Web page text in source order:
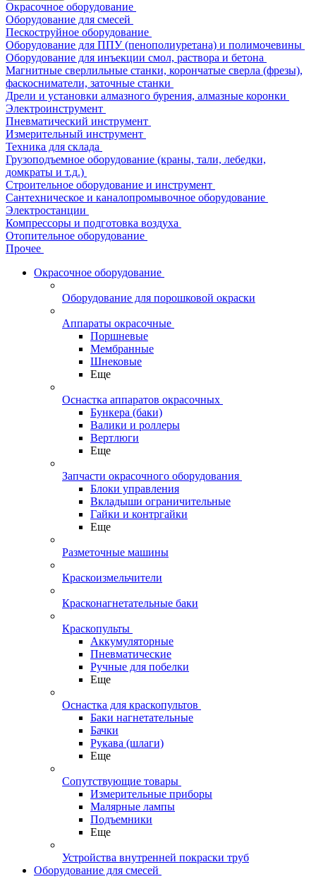
Окрасочное оборудование
Оборудование для смесей
Пескоструйное оборудование
Оборудование для ППУ (пенополиуретана) и полимочевины
Оборудование для инъекции смол, раствора и бетона
Магнитные сверлильные станки, корончатые сверла (фрезы),
фаскосниматели, заточные станки
Дрели и установки алмазного бурения, алмазные коронки
Электроинструмент
Пневматический инструмент
Измерительный инструмент
Техника для склада
Грузоподъемное оборудование (краны, тали, лебедки,
домкраты и т.д.)
Строительное оборудование и инструмент
Сантехническое и каналопромывочное оборудование
Электростанции
Компрессоры и подготовка воздуха
Отопительное оборудование
Прочее
Окрасочное оборудование
Оборудование для порошковой окраски
Аппараты окрасочные
Поршневые
Мембранные
Шнековые
Еще
Оснастка аппаратов окрасочных
Бункера (баки)
Валики и роллеры
Вертлюги
Еще
Запчасти окрасочного оборудования
Блоки управления
Вкладыши ограничительные
Гайки и контргайки
Еще
Разметочные машины
Краскоизмельчители
Красконагнетательные баки
Краскопульты
Аккумуляторные
Пневматические
Ручные для побелки
Еще
Оснастка для краскопультов
Баки нагнетательные
Бачки
Рукава (шлаги)
Еще
Сопутствующие товары
Измерительные приборы
Малярные лампы
Подъемники
Еще
Устройства внутренней покраски труб
Оборудование для смесей